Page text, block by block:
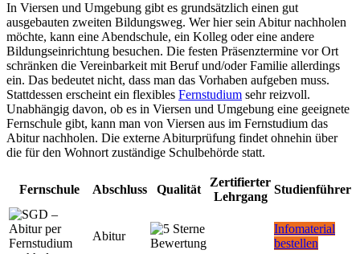
In Viersen und Umgebung gibt es grundsätzlich einen gut
ausgebauten zweiten Bildungsweg. Wer hier sein Abitur nachholen
möchte, kann eine Abendschule, ein Kolleg oder eine andere
Bildungseinrichtung besuchen. Die festen Präsenztermine vor Ort
schränken die Vereinbarkeit mit Beruf und/oder Familie allerdings
ein. Das bedeutet nicht, dass man das Vorhaben aufgeben muss.
Stattdessen erscheint ein flexibles Fernstudium sehr reizvoll.
Unabhängig davon, ob es in Viersen und Umgebung eine geeignete
Fernschule gibt, kann man von Viersen aus im Fernstudium das
Abitur nachholen. Die externe Abiturprüfung findet ohnehin über
die für den Wohnort zuständige Schulbehörde statt.
Fernschule Abschluss Qualität
Zertifierter
Lehrgang
Studienführer
Abitur
Infomaterial
bestellen